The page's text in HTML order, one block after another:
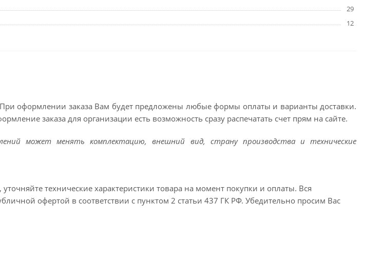
29
12
оформлении заказа Вам будет предложены любые формы оплаты и варианты доставки.
заказа для организации есть возможность сразу распечатать счет прям на сайте.
может менять комплектацию, внешний вид, страну производства и технические
технические характеристики товара на момент покупки и оплаты. Вся
офертой в соответствии с пунктом 2 статьи 437 ГК РФ. Убедительно просим Вас